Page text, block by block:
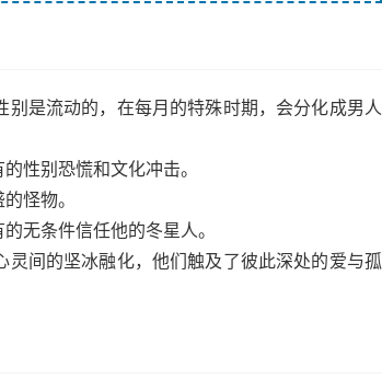
是流动的，在每月的特殊时期，会分化成男人
性别恐慌和文化冲击。
怪物。
无条件信任他的冬星人。
间的坚冰融化，他们触及了彼此深处的爱与孤